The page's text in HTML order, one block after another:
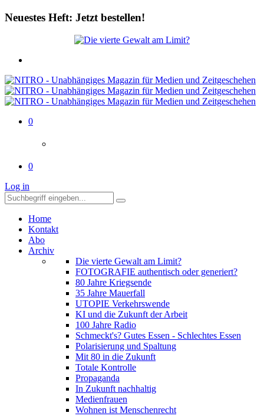
Neuestes Heft: Jetzt bestellen!
0
0
Log in
Home
Kontakt
Abo
Archiv
Die vierte Gewalt am Limit?
FOTOGRAFIE authentisch oder generiert?
80 Jahre Kriegsende
35 Jahre Mauerfall
UTOPIE Verkehrswende
KI und die Zukunft der Arbeit
100 Jahre Radio
Schmeckt's? Gutes Essen - Schlechtes Essen
Polarisierung und Spaltung
Mit 80 in die Zukunft
Totale Kontrolle
Propaganda
In Zukunft nachhaltig
Medienfrauen
Wohnen ist Menschenrecht